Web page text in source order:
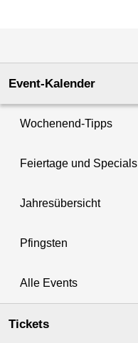
Event-Kalender
Wochenend-Tipps
Feiertage und Specials
Jahresübersicht
Pfingsten
Alle Events
Tickets